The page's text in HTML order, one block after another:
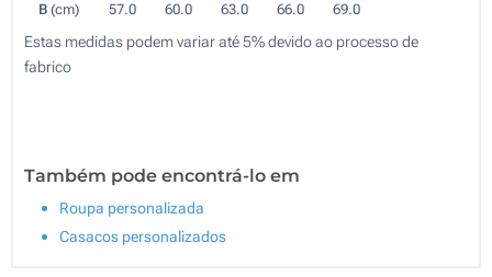
B (cm) 57.0 60.0 63.0 66.0 69.0
Estas medidas podem variar até 5% devido ao processo de
fabrico
Também pode encontrá-lo em
Roupa personalizada
Casacos personalizados